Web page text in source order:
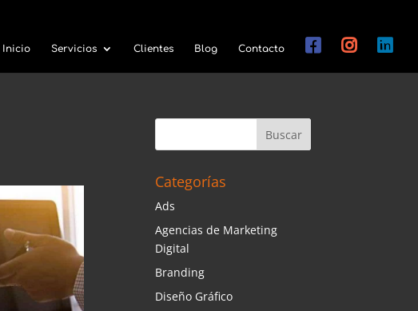
Inicio Servicios Clientes Blog Contacto
Categorías
Ads
Agencias de Marketing
Digital
Branding
Diseño Gráfico